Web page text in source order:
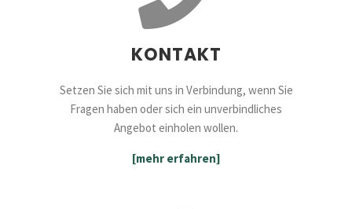
KONTAKT
Setzen Sie sich mit uns in Verbindung, wenn Sie
Fragen haben oder sich ein unverbindliches
Angebot einholen wollen.
[mehr erfahren]